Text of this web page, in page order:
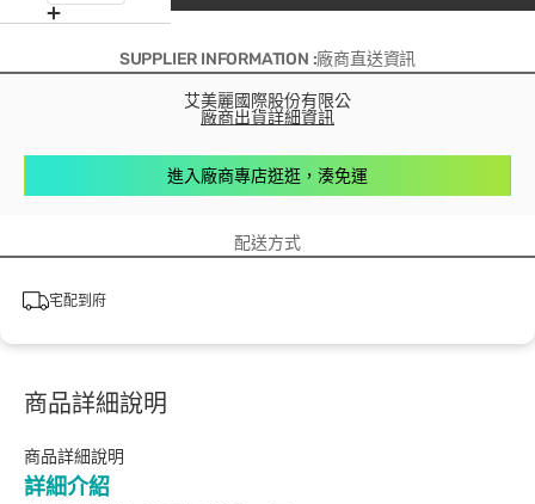
SUPPLIER INFORMATION :廠商直送資訊
艾美麗國際股份有限公
廠商出貨詳細資訊
進入廠商專店逛逛，湊免運
配送方式
宅配到府
商品詳細說明
商品詳細說明
詳細介紹